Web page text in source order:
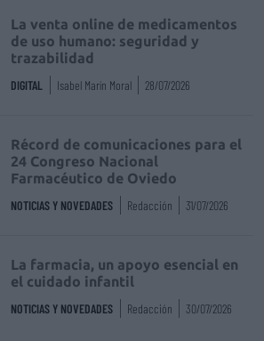
La venta online de medicamentos
de uso humano: seguridad y
trazabilidad
DIGITAL Isabel Marín Moral 28/07/2026
Récord de comunicaciones para el
24 Congreso Nacional
Farmacéutico de Oviedo
NOTICIAS Y NOVEDADES Redacción 31/07/2026
La farmacia, un apoyo esencial en
el cuidado infantil
NOTICIAS Y NOVEDADES Redacción 30/07/2026